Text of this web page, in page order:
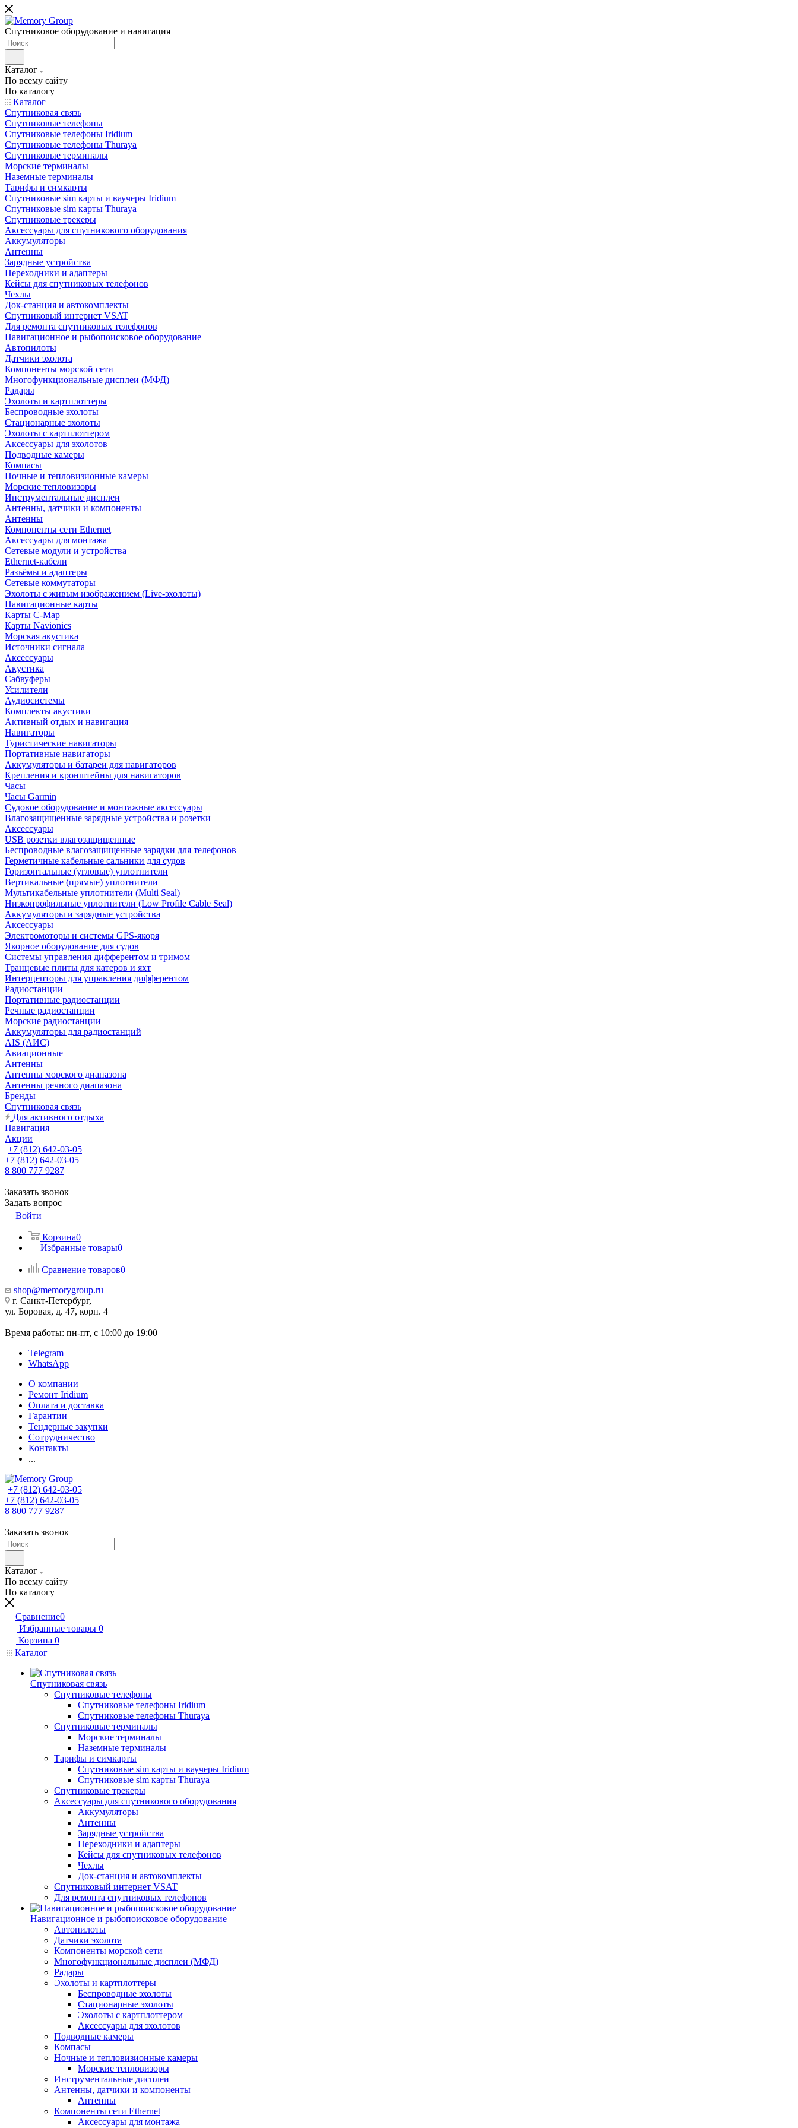
Спутниковое оборудование и навигация
Каталог
По всему сайту
По каталогу
Каталог
Спутниковая связь
Спутниковые телефоны
Спутниковые телефоны Iridium
Спутниковые телефоны Thuraya
Спутниковые терминалы
Морские терминалы
Наземные терминалы
Тарифы и симкарты
Спутниковые sim карты и ваучеры Iridium
Спутниковые sim карты Thuraya
Спутниковые трекеры
Аксессуары для спутникового оборудования
Аккумуляторы
Антенны
Зарядные устройства
Переходники и адаптеры
Кейсы для спутниковых телефонов
Чехлы
Док-станция и автокомплекты
Спутниковый интернет VSAT
Для ремонта спутниковых телефонов
Навигационное и рыбопоисковое оборудование
Автопилоты
Датчики эхолота
Компоненты морской сети
Многофункциональные дисплеи (МФД)
Радары
Эхолоты и картплоттеры
Беспроводные эхолоты
Стационарные эхолоты
Эхолоты с картплоттером
Аксессуары для эхолотов
Подводные камеры
Компасы
Ночные и тепловизионные камеры
Морские тепловизоры
Инструментальные дисплеи
Антенны, датчики и компоненты
Антенны
Компоненты сети Ethernet
Аксессуары для монтажа
Сетевые модули и устройства
Ethernet-кабели
Разъёмы и адаптеры
Сетевые коммутаторы
Эхолоты с живым изображением (Live-эхолоты)
Навигационные карты
Карты C-Map
Карты Navionics
Морская акустика
Источники сигнала
Аксессуары
Акустика
Сабвуферы
Усилители
Аудиосистемы
Комплекты акустики
Активный отдых и навигация
Навигаторы
Туристические навигаторы
Портативные навигаторы
Аккумуляторы и батареи для навигаторов
Крепления и кронштейны для навигаторов
Часы
Часы Garmin
Судовое оборудование и монтажные аксессуары
Влагозащищенные зарядные устройства и розетки
Аксессуары
USB розетки влагозащищенные
Беспроводные влагозащищенные зарядки для телефонов
Герметичные кабельные сальники для судов
Горизонтальные (угловые) уплотнители
Вертикальные (прямые) уплотнители
Мультикабельные уплотнители (Multi Seal)
Низкопрофильные уплотнители (Low Profile Cable Seal)
Аккумуляторы и зарядные устройства
Аксессуары
Электромоторы и системы GPS-якоря
Якорное оборудование для судов
Системы управления дифферентом и тримом
Транцевые плиты для катеров и яхт
Интерцепторы для управления дифферентом
Радиостанции
Портативные радиостанции
Речные радиостанции
Морские радиостанции
Аккумуляторы для радиостанций
AIS (АИС)
Авиационные
Антенны
Антенны морского диапазона
Антенны речного диапазона
Бренды
Спутниковая связь
Для активного отдыха
Навигация
Акции
+7 (812) 642-03-05
+7 (812) 642-03-05
8 800 777 9287
Заказать звонок
Задать вопрос
Войти
Корзина0
Избранные товары0
Сравнение товаров0
shop@memorygroup.ru
г. Санкт-Петербург,
ул. Боровая, д. 47, корп. 4
Время работы: пн-пт, с 10:00 до 19:00
Telegram
WhatsApp
О компании
Ремонт Iridium
Оплата и доставка
Гарантии
Тендерные закупки
Сотрудничество
Контакты
...
+7 (812) 642-03-05
+7 (812) 642-03-05
8 800 777 9287
Заказать звонок
Каталог
По всему сайту
По каталогу
Сравнение0
Избранные товары 0
Корзина 0
Каталог
Спутниковая связь
Спутниковые телефоны
Спутниковые телефоны Iridium
Спутниковые телефоны Thuraya
Спутниковые терминалы
Морские терминалы
Наземные терминалы
Тарифы и симкарты
Спутниковые sim карты и ваучеры Iridium
Спутниковые sim карты Thuraya
Спутниковые трекеры
Аксессуары для спутникового оборудования
Аккумуляторы
Антенны
Зарядные устройства
Переходники и адаптеры
Кейсы для спутниковых телефонов
Чехлы
Док-станция и автокомплекты
Спутниковый интернет VSAT
Для ремонта спутниковых телефонов
Навигационное и рыбопоисковое оборудование
Автопилоты
Датчики эхолота
Компоненты морской сети
Многофункциональные дисплеи (МФД)
Радары
Эхолоты и картплоттеры
Беспроводные эхолоты
Стационарные эхолоты
Эхолоты с картплоттером
Аксессуары для эхолотов
Подводные камеры
Компасы
Ночные и тепловизионные камеры
Морские тепловизоры
Инструментальные дисплеи
Антенны, датчики и компоненты
Антенны
Компоненты сети Ethernet
Аксессуары для монтажа